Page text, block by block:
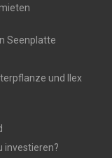
Seenplatte
und Ilex
investieren?